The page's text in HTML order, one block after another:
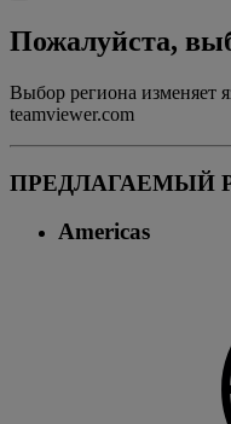
Пожалуйста,
Выбор региона изменяет
teamviewer.com
ПРЕДЛАГАЕМЫЙ
Americas